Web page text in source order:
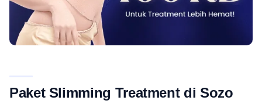
Paket Slimming Treatment di Sozo